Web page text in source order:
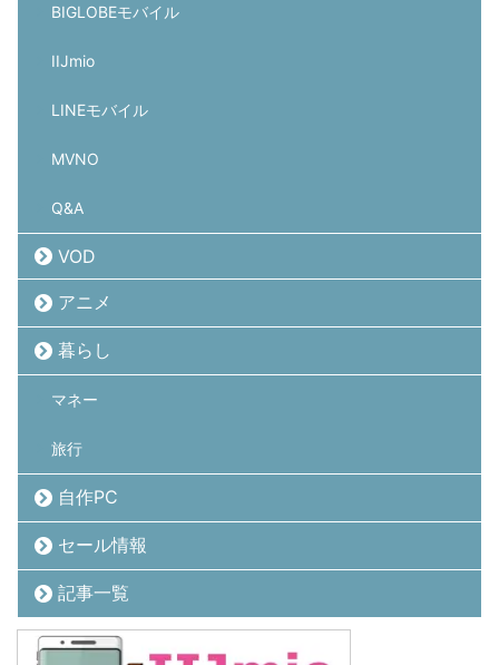
BIGLOBEモバイル
IIJmio
LINEモバイル
MVNO
Q&A
VOD
アニメ
暮らし
マネー
旅行
自作PC
セール情報
記事一覧